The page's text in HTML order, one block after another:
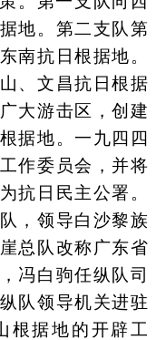
地。第二支队第
南抗日根据地。
、文昌抗日根据
大游击区，创建
据地。一九四四
作委员会，并将
抗日民主公署。
，领导白沙黎族
总队改称广东省
冯白驹任纵队司
队领导机关进驻
根据地的开辟工